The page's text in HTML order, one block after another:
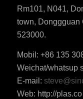
Rm101, N041,
town, Donggguan
523000.
Mobil: +86 135
Weichat/whatsup
E-mail:
Web: http://plas.co
RO
ES_MX